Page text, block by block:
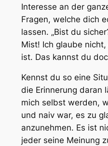
Interesse an der
Fragen, welche dich
lassen. „Bist du
Mist! Ich glaube
ist. Das kannst du
Kennst du so eine
die Erinnerung daran
mich selbst werden,
und naiv war, es zu
anzunehmen. Es ist
jeder seine Meinung